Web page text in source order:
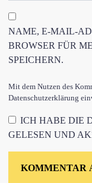
NAME, E-MAIL-
BROWSER FÜR
SPEICHERN.
Mit dem Nutzen des
Datenschutzerklärung
ICH HABE DIE
GELESEN UND